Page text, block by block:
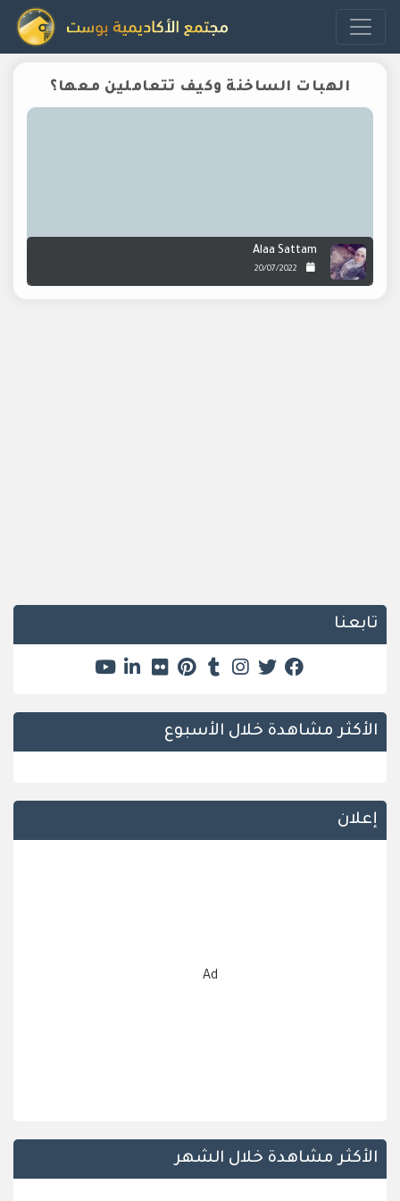
الهبات الساخنة وكيف تتعاملين معها؟
Alaa Sattam
20/07/2022
تابعنا
الأكثر مشاهدة خلال الأسبوع
إعلان
Ad
الأكثر مشاهدة خلال الشهر